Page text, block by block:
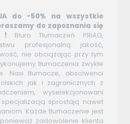
do -50% na wszystkie
do zapoznania się
! Biuro Tłumaczeń PRIAG,
profesjonalną jakość,
nie obciążając przy tym
tłumaczenia zwykłe
Nasi tłumacze, absolwenci
jak i zagranicznych z
wyselekcjonowani
sprostają nawet
Każde tłumaczenie jest
zadowolenie klienta